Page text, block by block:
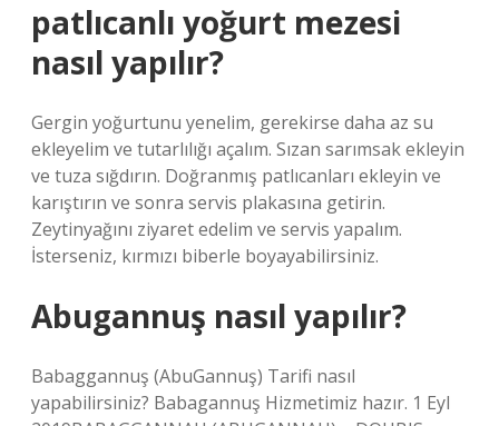
patlıcanlı yoğurt mezesi
nasıl yapılır?
Gergin yoğurtunu yenelim, gerekirse daha az su
ekleyelim ve tutarlılığı açalım. Sızan sarımsak ekleyin
ve tuza sığdırın. Doğranmış patlıcanları ekleyin ve
karıştırın ve sonra servis plakasına getirin.
Zeytinyağını ziyaret edelim ve servis yapalım.
İsterseniz, kırmızı biberle boyayabilirsiniz.
Abugannuş nasıl yapılır?
Babaggannuş (AbuGannuş) Tarifi nasıl
yapabilirsiniz? Babagannuş Hizmetimiz hazır. 1 Eyl